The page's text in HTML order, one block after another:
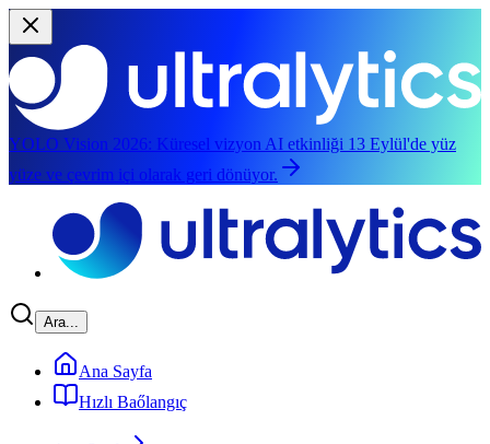
YOLO Vision 2026: Küresel vizyon AI etkinliği 13 Eylül'de yüz
yüze ve çevrim içi olarak geri dönüyor.
Ara...
Ana Sayfa
Hızlı Baőlangıç